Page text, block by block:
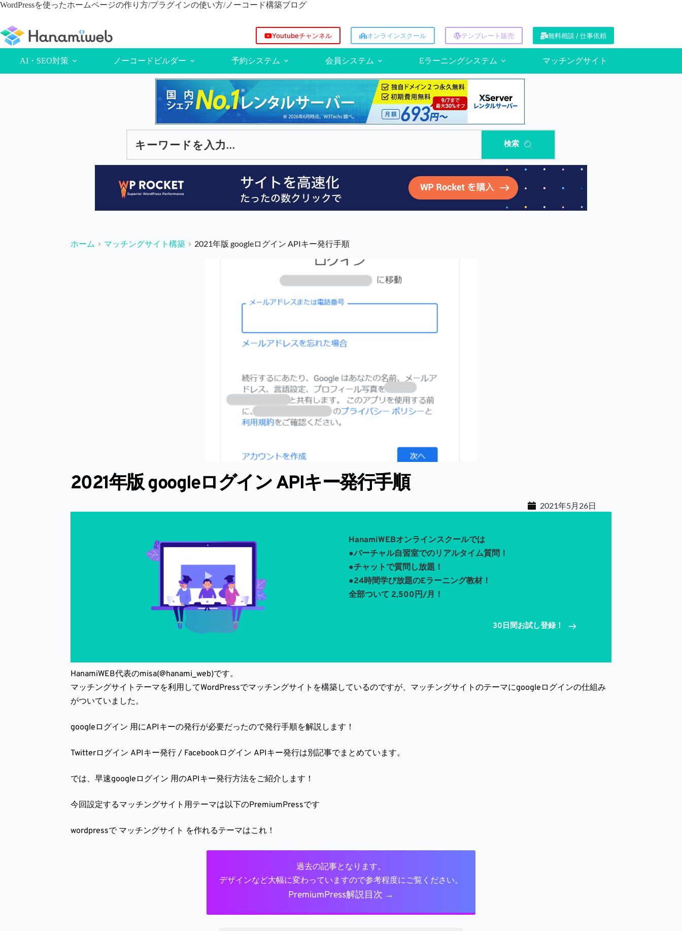
コ
ン
ツ
WordPressを使ったホームページの作り方/プラグインの使い方/ノーコード構築ブログ
Youtubeチャンネル オンラインスクール テンプレート販売 無料相談 / 仕事依頼
AI・SEO対策 ノーコードビルダー 予約システム 会員システム Eラーニングシステム マッチングサイト
キーワードを入力... 検索
ホーム マッチングサイト構築 2021年版 googleログイン APIキー発行手順
2021年版 googleログイン APIキー発行手順
2021年5月26日
HanamiWEBオンラインスクールでは
●バーチャル自習室でのリアルタイム質問！
●チャットで質問し放題！
●24時間学び放題のEラーニング教材！
全部ついて 2,500円/月！
30日間お試し登録！
HanamiWEB代表のmisa(@hanami_web)です。
マッチングサイトテーマを利用してWordPressでマッチングサイトを構築しているのですが、マッチングサイトのテーマにgoogleログインの仕組み
がついていました。
googleログイン 用にAPIキーの発行が必要だったので発行手順を解説します！
Twitterログイン APIキー発行/ Facebookログイン APIキー発行は別記事でまとめています。
では、早速googleログイン 用のAPIキー発行方法をご紹介します！
今回設定するマッチングサイト用テーマは以下のPremiumPressです
wordpressで マッチングサイト を作れるテーマはこれ！
過去の記事となります。
デザインなど大幅に変わっていますので参考程度にご覧ください。
PremiumPress解説目次 →